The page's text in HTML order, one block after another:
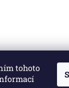
tohoto